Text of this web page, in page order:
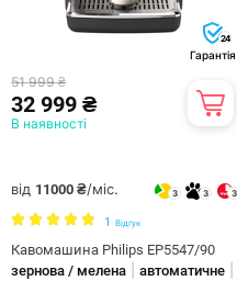
24
Гарантія
51 999 ₴
32 999 ₴
В наявності
від 11000 ₴/міс. 3 3 3
1 Відгук
Кавомашина Philips EP5547/90
зернова / мелена
автоматичне